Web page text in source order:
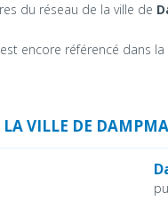
du réseau de la ville de
encore référencé dans
LA VILLE DE